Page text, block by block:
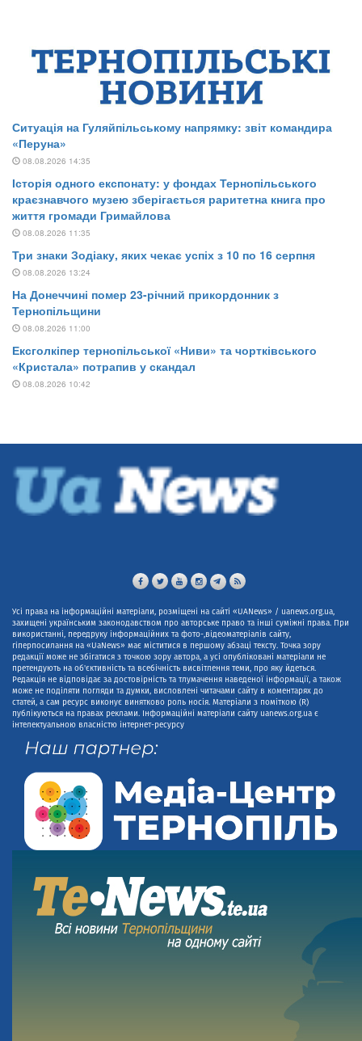
Усі права на інформаційні матеріали, розміщені на сайті «UANews» / uanews.org.ua,
захищені українським законодавством про авторське право та інші суміжні права. При
використанні, передруку інформаційних та фото-,відеоматеріалів сайту,
гіперпосилання на «UaNews» має міститися в першому абзаці тексту. Точка зору
редакції може не збігатися з точкою зору автора, а усі опубліковані матеріали не
претендують на об'єктивність та всебічність висвітлення теми, про яку йдеться.
Редакція не відповідає за достовірність та тлумачення наведеної інформації, а також
може не поділяти погляди та думки, висловлені читачами сайту в коментарях до
статей, а сам ресурс виконує винятково роль носія. Матеріали з поміткою (R)
публікуються на правах реклами. Інформаційні матеріали сайту uanews.org.ua є
інтелектуальною власністю інтернет-ресурсу